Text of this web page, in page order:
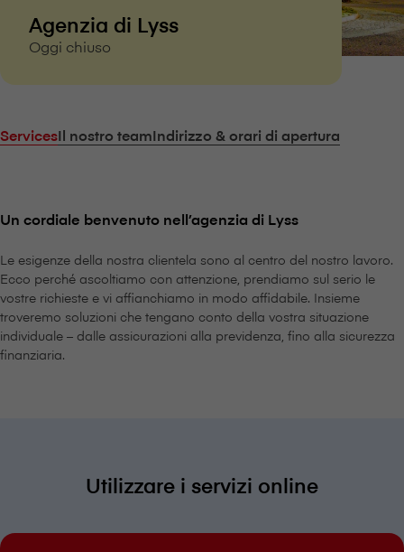
Agenzia di Lyss
Oggi chiuso
ServicesIl nostro teamIndirizzo & orari di apertura
Un cordiale benvenuto nell’agenzia di Lyss
Le esigenze della nostra clientela sono al centro del nostro lavoro.
Ecco perché ascoltiamo con attenzione, prendiamo sul serio le
vostre richieste e vi affianchiamo in modo affidabile. Insieme
troveremo soluzioni che tengano conto della vostra situazione
individuale – dalle assicurazioni alla previdenza, fino alla sicurezza
finanziaria.
Utilizzare i servizi online